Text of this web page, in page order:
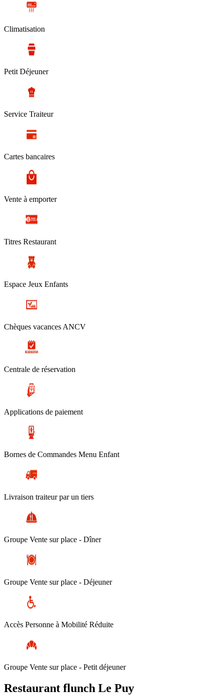
Climatisation
Petit Déjeuner
Service Traiteur
Cartes bancaires
Vente à emporter
Titres Restaurant
Espace Jeux Enfants
Chèques vacances ANCV
Centrale de réservation
Applications de paiement
Bornes de Commandes Menu Enfant
Livraison traiteur par un tiers
Groupe Vente sur place - Dîner
Groupe Vente sur place - Déjeuner
Accès Personne à Mobilité Réduite
Groupe Vente sur place - Petit déjeuner
Restaurant flunch Le Puy